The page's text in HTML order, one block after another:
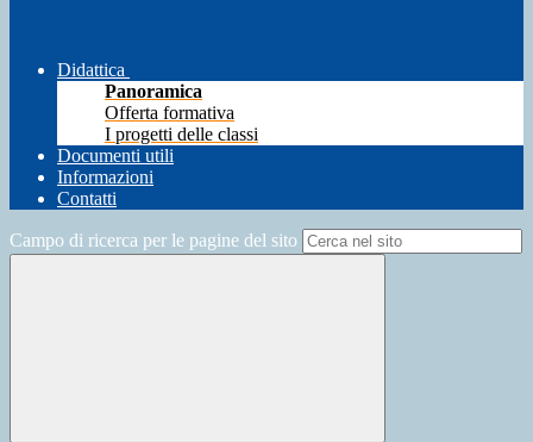
Didattica
Panoramica
Offerta formativa
I progetti delle classi
Documenti utili
Informazioni
Contatti
Campo di ricerca per le pagine del sito